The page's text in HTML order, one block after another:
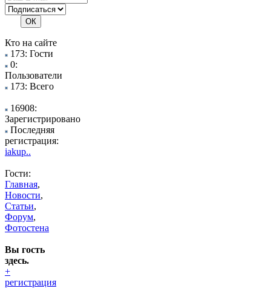
Кто на сайте
173: Гости
0:
Пользователи
173: Всего
16908:
Зарегистрировано
Последняя
регистрация:
iakup..
Гости:
Главная,
Новости,
Статьи,
Форум,
Фотостена
Вы гость
здесь.
+
регистрация